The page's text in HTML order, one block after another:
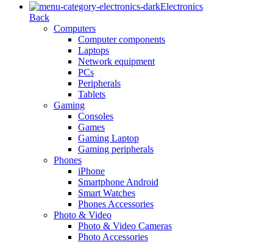
Electronics
Back
Computers
Computer components
Laptops
Network equipment
PCs
Peripherals
Tablets
Gaming
Consoles
Games
Gaming Laptop
Gaming peripherals
Phones
iPhone
Smartphone Android
Smart Watches
Phones Accessories
Photo & Video
Photo & Video Cameras
Photo Accessories